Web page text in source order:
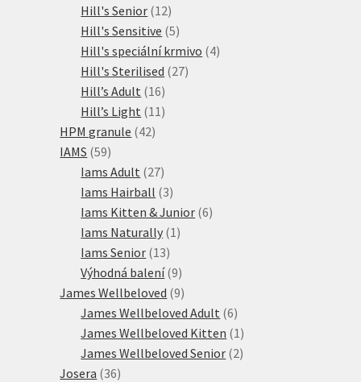
Hill's Senior 1212
produktů
Hill's Sensitive 55
produktů
Hill's speciální krmivo 44
Hill's Sterilised 2727
Hill’s Adult 1616
produktů
Hill’s Light 11 11
HPM granule 4242
IAMS 5959
produktů
Iams Adult 2727
produktů
Iams Hairball 33
produkty
Iams Kitten & Junior 66
Iams Naturally 1 1
Iams Senior 1313
produktů
Výhodná balení 99
produktů
James Wellbeloved 99
produktů
James Wellbeloved Adult 66
produktů
James Wellbeloved Kitten 1 1
produkt
James Wellbeloved Senior 22
Josera 3636